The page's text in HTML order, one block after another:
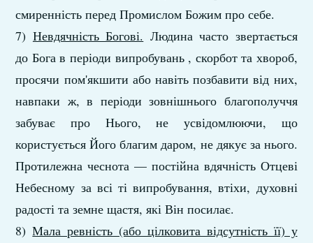
смиренність перед Промислом Божим про себе.
7) Невдячність Богові. Людина часто звертається
до Бога в періоди випробувань , скорбот та хвороб,
просячи пом'якшити або навіть позбавити від них,
навпаки ж, в періоди зовнішнього благополуччя
забуває про Нього, не усвідомлюючи, що
користується Його благим даром, не дякує за нього.
Протилежна чеснота — постійна вдячність Отцеві
Небесному за всі ті випробування, втіхи, духовні
радості та земне щастя, які Він посилає.
8)Мала ревність (або цілковита відсутність її) у